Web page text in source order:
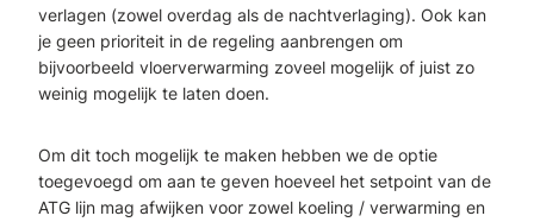
verlagen (zowel overdag als de nachtverlaging). Ook kan
je geen prioriteit in de regeling aanbrengen om
bijvoorbeeld vloerverwarming zoveel mogelijk of juist zo
weinig mogelijk te laten doen.
Om dit toch mogelijk te maken hebben we de optie
toegevoegd om aan te geven hoeveel het setpoint van de
ATG lijn mag afwijken voor zowel koeling / verwarming en